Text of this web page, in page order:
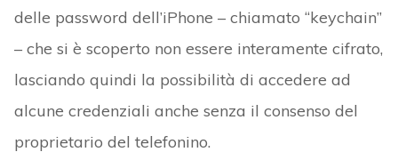
delle password dell’iPhone – chiamato “keychain”
– che si è scoperto non essere interamente cifrato,
lasciando quindi la possibilità di accedere ad
alcune credenziali anche senza il consenso del
proprietario del telefonino.